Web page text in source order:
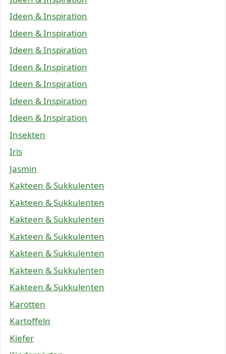
Ideen & Inspiration
Ideen & Inspiration
Ideen & Inspiration
Ideen & Inspiration
Ideen & Inspiration
Ideen & Inspiration
Ideen & Inspiration
Insekten
Iris
Jasmin
Kakteen & Sukkulenten
Kakteen & Sukkulenten
Kakteen & Sukkulenten
Kakteen & Sukkulenten
Kakteen & Sukkulenten
Kakteen & Sukkulenten
Kakteen & Sukkulenten
Karotten
Kartoffeln
Kiefer